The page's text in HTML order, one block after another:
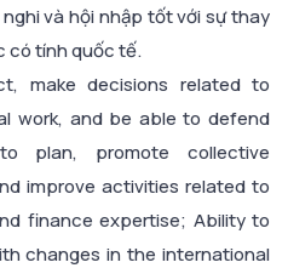
và hội nhập tốt với sự thay
có tính quốc tế.
make decisions related to
work, and be able to defend
plan, promote collective
improve activities related to
finance expertise; Ability to
changes in the international